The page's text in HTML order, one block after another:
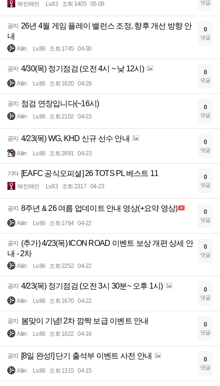
해린해린 Lv.83 조회 1405 05-08 댓글
공지
26년 4월 게임 플레이 밸런스 조정, 향후 개선 방향 안
내
Aliin Lv.86 조회 1745 04-30
0
댓글
공지 4/30(목) 정기점검 (오전 4시 ~ 낮 12시)
Aliin Lv.86 조회 1620 04-29
0
댓글
공지 점검 연장입니다(~16시)
Aliin Lv.86 조회 2102 04-23
0
댓글
공지 4/23(목) WG, KHD 신규 선수 안내
Aliin Lv.86 조회 2891 04-23
0
댓글
기타 [EAFC 공식오피셜] 26 TOTS PL 베스트 11
해린해린 Lv.83 조회 2317 04-23
0
댓글
공지 8주년 & 26 여름 업데이트 안내 영상(+요약 영상)
Aliin Lv.86 조회 1764 04-22
0
댓글
공지
(추가) 4/23(목) ICON ROAD 이벤트 보상 개편 상세 안
내 - 2차
Aliin Lv.86 조회 2252 04-22
0
댓글
공지 4/23(목) 정기점검 (오전 3시 30분~ 오후 1시)
Aliin Lv.86 조회 1670 04-22
0
댓글
공지 봄맞이 기념! 2차 깜짝 보급 이벤트 안내
Aliin Lv.86 조회 1822 04-16
0
댓글
공지 [8일 완성!] 단기 출석부 이벤트 사전 안내
Aliin Lv.86 조회 1315 04-15
0
댓글